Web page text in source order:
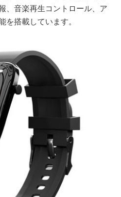
、音楽再生コントロール、ア
を搭載しています。